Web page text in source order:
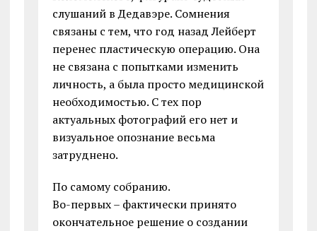
слушаний в Дедавэре. Сомнения
связаны с тем, что год назад Лейберт
перенес пластическую операцию. Она
не связана с попытками изменить
личность, а была просто медицинской
необходимостью. С тех пор
актуальных фотографий его нет и
визуальное опознание весьма
затруднено.
По самому собранию.
Во-первых – фактически принято
окончательное решение о создании